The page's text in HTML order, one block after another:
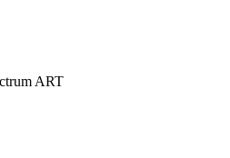
ART